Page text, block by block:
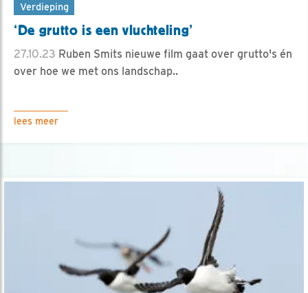
Verdieping
‘De grutto is een vluchteling’
27.10.23 Ruben Smits nieuwe film gaat over grutto's én
over hoe we met ons landschap..
lees meer